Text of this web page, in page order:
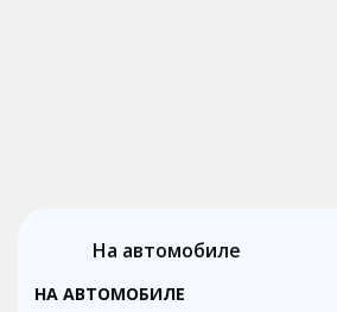
На автомобиле
НА АВТОМОБИЛЕ